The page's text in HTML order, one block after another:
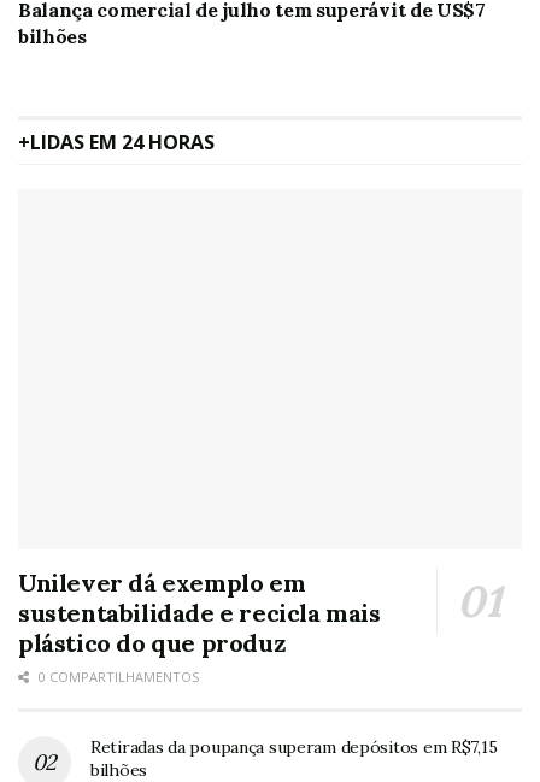
Balança comercial de julho tem superávit de US$7
bilhões
+LIDAS EM 24 HORAS
Unilever dá exemplo em
sustentabilidade e recicla mais
plástico do que produz
0 COMPARTILHAMENTOS
Retiradas da poupança superam depósitos em R$7,15
bilhões